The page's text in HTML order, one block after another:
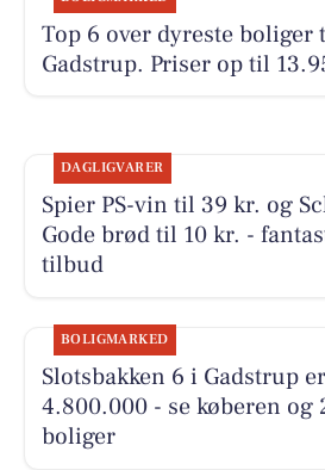
Top 6 over dyreste boliger
Gadstrup. Priser op til
DAGLIGVARER
Spier PS-vin til 39 kr. og
Gode brød til 10 kr. -
tilbud
BOLIGMARKED
Slotsbakken 6 i Gadstrup
4.800.000 - se køberen og
boliger